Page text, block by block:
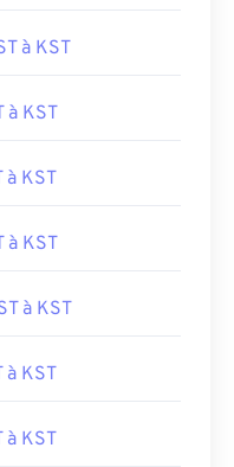
à KST
à KST
à KST
à KST
à KST
à KST
à KST